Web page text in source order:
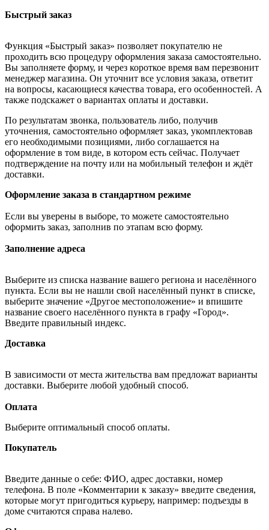
Быстрый заказ
Функция «Быстрый заказ» позволяет покупателю не
проходить всю процедуру оформления заказа самостоятельно.
Вы заполняете форму, и через короткое время вам перезвонит
менеджер магазина. Он уточнит все условия заказа, ответит
на вопросы, касающиеся качества товара, его особенностей. А
также подскажет о вариантах оплаты и доставки.
По результатам звонка, пользователь либо, получив
уточнения, самостоятельно оформляет заказ, укомплектовав
его необходимыми позициями, либо соглашается на
оформление в том виде, в котором есть сейчас. Получает
подтверждение на почту или на мобильный телефон и ждёт
доставки.
Оформление заказа в стандартном режиме
Если вы уверены в выборе, то можете самостоятельно
оформить заказ, заполнив по этапам всю форму.
Заполнение адреса
Выберите из списка название вашего региона и населённого
пункта. Если вы не нашли свой населённый пункт в списке,
выберите значение «Другое местоположение» и впишите
название своего населённого пункта в графу «Город».
Введите правильный индекс.
Доставка
В зависимости от места жительства вам предложат варианты
доставки. Выберите любой удобный способ.
Оплата
Выберите оптимальный способ оплаты.
Покупатель
Введите данные о себе: ФИО, адрес доставки, номер
телефона. В поле «Комментарии к заказу» введите сведения,
которые могут пригодиться курьеру, например: подъезды в
доме считаются справа налево.